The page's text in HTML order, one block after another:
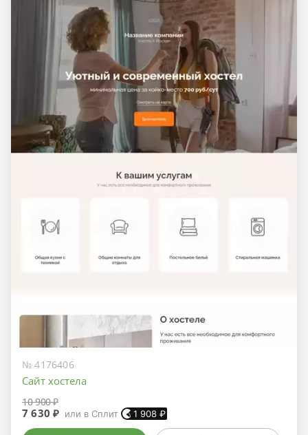
№ 4176406
Сайт хостела
10 900 ₽
7 630 ₽ или в Сплит 1 908 ₽